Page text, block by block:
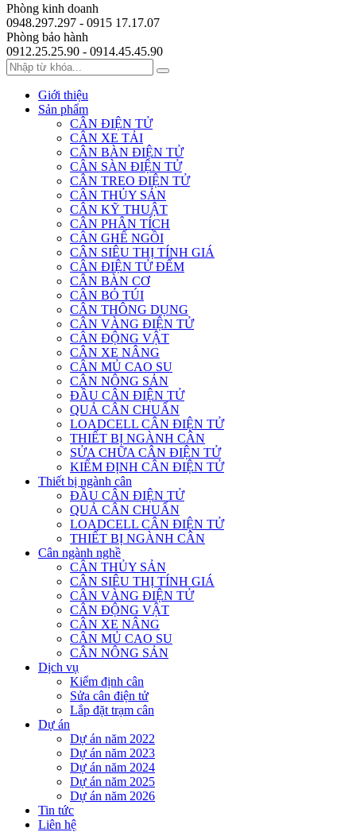
Phòng kinh doanh
0948.297.297 - 0915 17.17.07
Phòng bảo hành
0912.25.25.90 - 0914.45.45.90
Giới thiệu
Sản phẩm
CÂN ĐIỆN TỬ
CÂN XE TẢI
CÂN BÀN ĐIỆN TỬ
CÂN SÀN ĐIỆN TỬ
CÂN TREO ĐIỆN TỬ
CÂN THỦY SẢN
CÂN KỸ THUẬT
CÂN PHÂN TÍCH
CÂN GHẾ NGỒI
CÂN SIÊU THỊ TÍNH GIÁ
CÂN ĐIỆN TỬ ĐẾM
CÂN BÀN CƠ
CÂN BỎ TÚI
CÂN THÔNG DỤNG
CÂN VÀNG ĐIỆN TỬ
CÂN ĐỘNG VẬT
CÂN XE NÂNG
CÂN MỦ CAO SU
CÂN NÔNG SẢN
ĐẦU CÂN ĐIỆN TỬ
QUẢ CÂN CHUẨN
LOADCELL CÂN ĐIỆN TỬ
THIẾT BỊ NGÀNH CÂN
SỬA CHỮA CÂN ĐIỆN TỬ
KIỂM ĐỊNH CÂN ĐIỆN TỬ
Thiết bị ngành cân
ĐẦU CÂN ĐIỆN TỬ
QUẢ CÂN CHUẨN
LOADCELL CÂN ĐIỆN TỬ
THIẾT BỊ NGÀNH CÂN
Cân ngành nghề
CÂN THỦY SẢN
CÂN SIÊU THỊ TÍNH GIÁ
CÂN VÀNG ĐIỆN TỬ
CÂN ĐỘNG VẬT
CÂN XE NÂNG
CÂN MỦ CAO SU
CÂN NÔNG SẢN
Dịch vụ
Kiểm định cân
Sửa cân điện tử
Lắp đặt trạm cân
Dự án
Dự án năm 2022
Dự án năm 2023
Dự án năm 2024
Dự án năm 2025
Dự án năm 2026
Tin tức
Liên hệ